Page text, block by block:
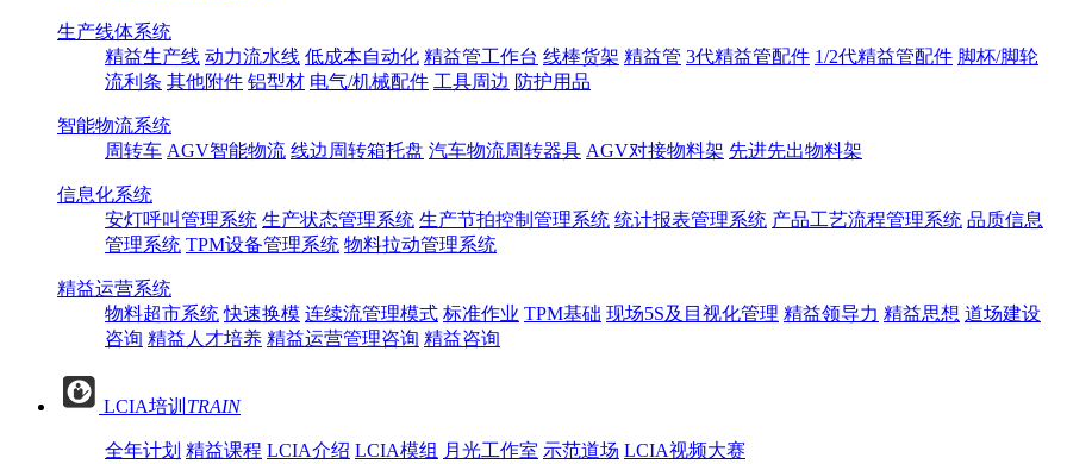
生产线体系统
精益生产线 动力流水线 低成本自动化 精益管工作台 线棒货架 精益管 3代精益管配件 1/2代精益管配件 脚杯/脚轮
流利条 其他附件 铝型材 电气/机械配件 工具周边 防护用品
智能物流系统
周转车 AGV智能物流 线边周转箱托盘 汽车物流周转器具 AGV对接物料架 先进先出物料架
信息化系统
安灯呼叫管理系统 生产状态管理系统 生产节拍控制管理系统 统计报表管理系统 产品工艺流程管理系统 品质信息
管理系统 TPM设备管理系统 物料拉动管理系统
精益运营系统
物料超市系统 快速换模 连续流管理模式 标准作业 TPM基础 现场5S及目视化管理 精益领导力 精益思想 道场建设
咨询 精益人才培养 精益运营管理咨询 精益咨询
LCIA培训 TRAIN
全年计划 精益课程 LCIA介绍 LCIA模组 月光工作室 示范道场 LCIA视频大赛